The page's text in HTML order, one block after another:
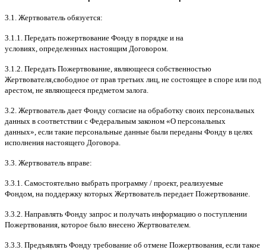
3.1. Жертвователь обязуется:
3.1.1. Передать пожертвование Фонду в порядке и на
условиях определенных настоящим Договором
3.1.2. Передать Пожертвование являющееся собственностью
Жертвователя свободное от прав третьих лиц не состоящее в споре или под
арестом не являющееся предметом залога
3.2. Жертвователь дает Фонду согласие на обработку своих персональных
данных в соответствии с Федеральным законом «О персональных
данных», если такие персональные данные были переданы Фонду в целях
исполнения настоящего Договора
3.3. Жертвователь вправе:
3.3.1. Самостоятельно выбрать программу / проект, реализуемые
Фондом на поддержку которых Жертвователь передает Пожертвование
3.3.2. Направлять Фонду запрос и получать информацию о поступлении
Пожертвования которое было внесено Жертвователем
3.3.3. Предъявлять Фонду требование об отмене Пожертвования если такое